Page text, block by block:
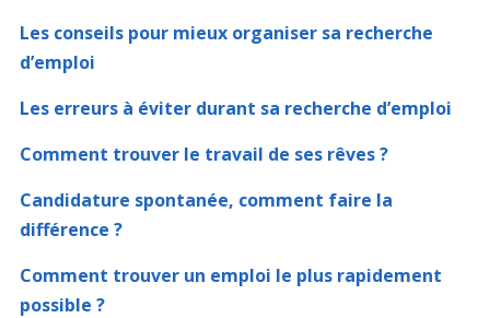
Les conseils pour mieux organiser sa recherche
d’emploi
Les erreurs à éviter durant sa recherche d’emploi
Comment trouver le travail de ses rêves ?
Candidature spontanée, comment faire la
différence ?
Comment trouver un emploi le plus rapidement
possible ?